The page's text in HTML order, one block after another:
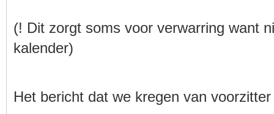
(! Dit zorgt soms voor verwarring want
kalender)
Het bericht dat we kregen van